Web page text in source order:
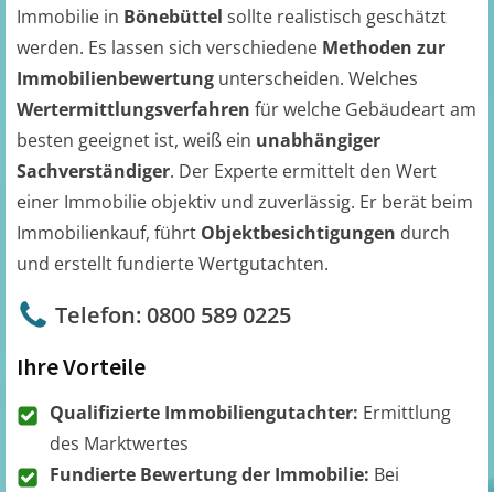
Immobilie in Bönebüttel sollte realistisch geschätzt
werden. Es lassen sich verschiedene Methoden zur
Immobilienbewertung unterscheiden. Welches
Wertermittlungsverfahren für welche Gebäudeart am
besten geeignet ist, weiß ein unabhängiger
Sachverständiger. Der Experte ermittelt den Wert
einer Immobilie objektiv und zuverlässig. Er berät beim
Immobilienkauf, führt Objektbesichtigungen durch
und erstellt fundierte Wertgutachten.
Telefon: 0800 589 0225
Ihre Vorteile
Qualifizierte Immobiliengutachter: Ermittlung
des Marktwertes
Fundierte Bewertung der Immobilie: Bei